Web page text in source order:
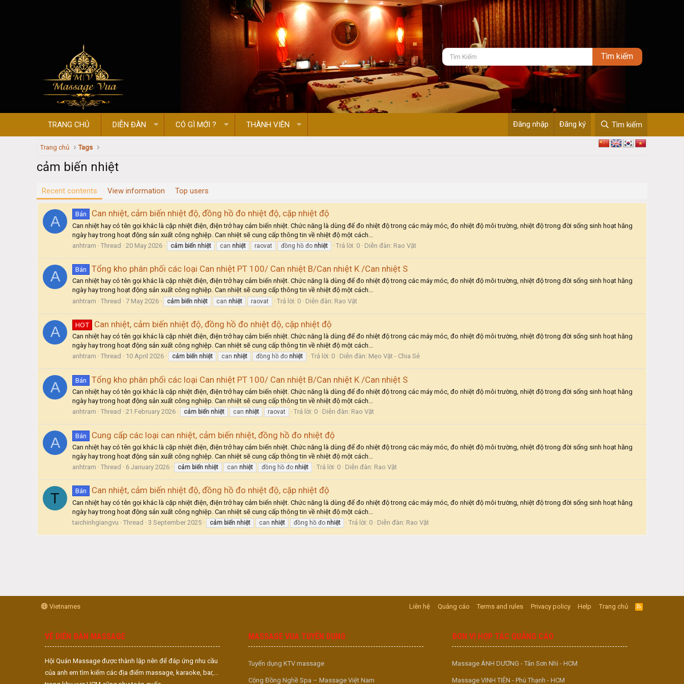
TRANG CHỦ DIỄN ĐÀN CÓ GÌ MỚI ? THÀNH VIÊN Đăng nhập Đăng ký Tìm kiếm
Trang chủ Tags
cảm biến nhiệt
Recent contents View information Top users
A Bán Can nhiệt, cảm biến nhiệt độ, đồng hồ đo nhiệt độ, cặp nhiệt độ
Can nhiệt hay có tên gọi khác là cặp nhiệt điện, điện trở hay cảm biến nhiệt. Chức năng là dùng để đo nhiệt độ trong các máy móc, đo nhiệt độ môi trường, nhiệt độ trong đời sống sinh hoạt hằng
ngày hay trong hoạt động sản xuất công nghiệp. Can nhiệt sẽ cung cấp thông tin về nhiệt độ một cách...
anhtram
Thread 20 May 2026 cảm biến nhiệt can nhiệt raovat đồng hồ đo nhiệt Trả lời: 0 Diễn đàn: Rao Vặt
A Bán Tổng kho phân phối các loại Can nhiệt PT 100/ Can nhiệt B/Can nhiệt K /Can nhiệt S
Can nhiệt hay có tên gọi khác là cặp nhiệt điện, điện trở hay cảm biến nhiệt. Chức năng là dùng để đo nhiệt độ trong các máy móc, đo nhiệt độ môi trường, nhiệt độ trong đời sống sinh hoạt hằng
ngày hay trong hoạt động sản xuất công nghiệp. Can nhiệt sẽ cung cấp thông tin về nhiệt độ một cách...
anhtram
Thread 7 May 2026 cảm biến nhiệt can nhiệt raovat Trả lời: 0 Diễn đàn: Rao Vặt
A HOT Can nhiệt, cảm biến nhiệt độ, đồng hồ đo nhiệt độ, cặp nhiệt độ
Can nhiệt hay có tên gọi khác là cặp nhiệt điện, điện trở hay cảm biến nhiệt. Chức năng là dùng để đo nhiệt độ trong các máy móc, đo nhiệt độ môi trường, nhiệt độ trong đời sống sinh hoạt hằng
ngày hay trong hoạt động sản xuất công nghiệp. Can nhiệt sẽ cung cấp thông tin về nhiệt độ một cách...
anhtram
Thread 10 April 2026 cảm biến nhiệt can nhiệt đồng hồ đo nhiệt Trả lời: 0 Diễn đàn: Mẹo Vặt - Chia Sẻ
A Bán Tổng kho phân phối các loại Can nhiệt PT 100/ Can nhiệt B/Can nhiệt K /Can nhiệt S
Can nhiệt hay có tên gọi khác là cặp nhiệt điện, điện trở hay cảm biến nhiệt. Chức năng là dùng để đo nhiệt độ trong các máy móc, đo nhiệt độ môi trường, nhiệt độ trong đời sống sinh hoạt hằng
ngày hay trong hoạt động sản xuất công nghiệp. Can nhiệt sẽ cung cấp thông tin về nhiệt độ một cách...
anhtram
Thread 21 February 2026 cảm biến nhiệt can nhiệt raovat Trả lời: 0 Diễn đàn: Rao Vặt
A Bán Cung cấp các loại can nhiệt, cảm biến nhiệt, đồng hồ đo nhiệt độ
Can nhiệt hay có tên gọi khác là cặp nhiệt điện, điện trở hay cảm biến nhiệt. Chức năng là dùng để đo nhiệt độ trong các máy móc, đo nhiệt độ môi trường, nhiệt độ trong đời sống sinh hoạt hằng
ngày hay trong hoạt động sản xuất công nghiệp. Can nhiệt sẽ cung cấp thông tin về nhiệt độ một cách...
anhtram
Thread 6 January 2026 cảm biến nhiệt can nhiệt đồng hồ đo nhiệt Trả lời: 0 Diễn đàn: Rao Vặt
T Bán Can nhiệt, cảm biến nhiệt độ, đồng hồ đo nhiệt độ, cặp nhiệt độ
Can nhiệt hay có tên gọi khác là cặp nhiệt điện, điện trở hay cảm biến nhiệt. Chức năng là dùng để đo nhiệt độ trong các máy móc, đo nhiệt độ môi trường, nhiệt độ trong đời sống sinh hoạt hằng
ngày hay trong hoạt động sản xuất công nghiệp. Can nhiệt sẽ cung cấp thông tin về nhiệt độ một cách...
taichinhgiangvu
Thread 3 September 2025 cảm biến nhiệt can nhiệt đồng hồ đo nhiệt Trả lời: 0 Diễn đàn: Rao Vặt
Vietnames Liên hệ Quảng cáo Terms and rules Privacy policy Help Trang chủ
R
S
VỀ DIỄN ĐÀN MASSAGE
Hội Quán Massage được thành lập nên để đáp ứng nhu cầu
của anh em tìm kiếm các địa điểm massage, karaoke, bar,...
MASSAGE VUA TUYỂN DỤNG
Tuyển dụng KTV massage
Cộng Đồng Nghề Spa – Massage Việt Nam
ĐƠN VỊ HỢP TÁC QUẢNG CÁO
Massage ÁNH DƯƠNG - Tân Sơn Nhì - HCM
Massage VINH TIÊN - Phú Thạnh - HCM